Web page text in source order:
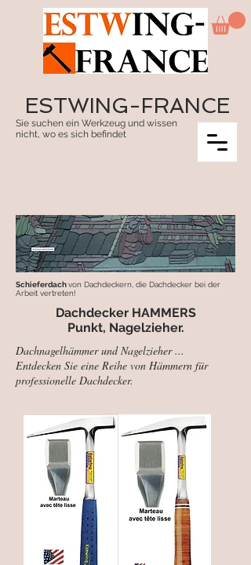
ESTWING-FRANCE
Sie suchen ein Werkzeug und wissen
nicht, wo es sich befindet
Schieferdachvon Dachdeckern, die Dachdecker bei der
Arbeit vertreten!
Dachdecker HAMMERS
Punkt, Nagelzieher.
Dachnagelhämmer und Nagelzieher ...
Entdecken Sie eine Reihe von Hämmern für
professionelle Dachdecker.